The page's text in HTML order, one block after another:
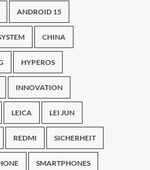
ANDROID 15
CHINA
HYPEROS
INNOVATION
LEICA LEI JUN
REDMI SICHERHEIT
SMARTPHONES